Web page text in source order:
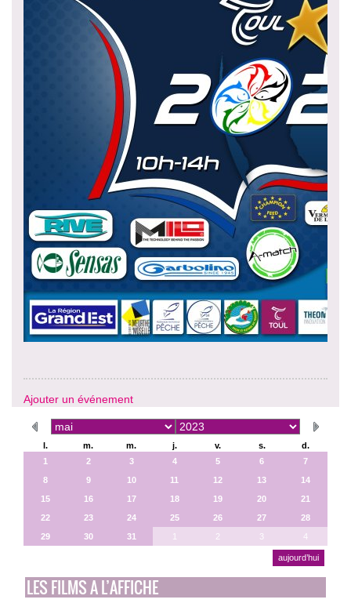
Ajouter un événement
l. m. m. j. v. s.
d.
1
2 3 4 5 6
7
8
9 10 11 12 13
14
15
16 17 18 19 20
21
22
23 24 25 26 27
28
29
30 31 1 2 3 4
aujourd’hui
LES FILMS A L’AFFICHE